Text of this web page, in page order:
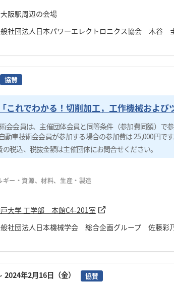
阪駅周辺の会場
社団法人日本パワーエレクトロニクス協会 木
協賛
これでわかる！切削加工，工作機械および
会会員は、主催団体会員と同等条件（参加費同額）で参
動車技術会会員が参加する場合の参加費は 25,000円です
の税込、税抜金額は主催団体にお問合せください。
ー・資源、材料、生産・製造
大学 工学部 本館C4-201室
社団法人日本機械学会 総合企画グループ 佐藤
2024年2月16日（金） 協賛